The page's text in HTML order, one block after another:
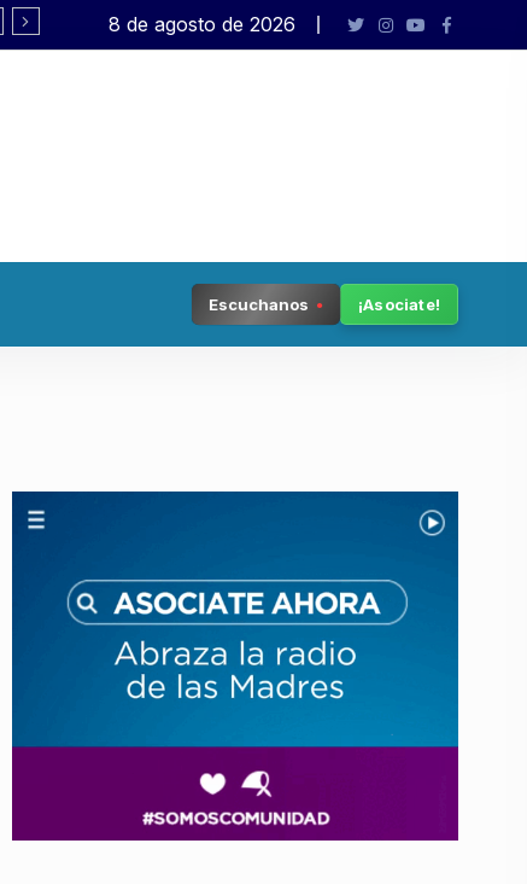
Rafael Varela presenta «Big Bang»
8 de agosto de 2026
Escuchanos ¡Asociate!